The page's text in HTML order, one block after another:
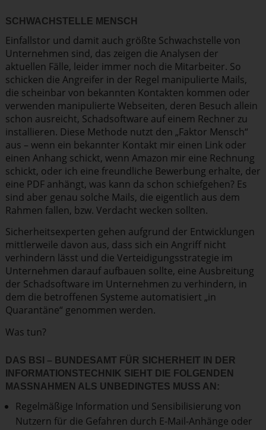
SCHWACH­STELLE MENSCH
Einfallstor und damit auch größte Schwach­stelle von
Unternehmen sind, das zeigen die Analysen der
aktuellen Fälle, leider immer noch die Mitarbeiter. So
schicken die Angreifer in der Regel manipu­lierte Mails,
die scheinbar von bekannten Kontakten kommen oder
verwenden manipu­lierte Webseiten, deren Besuch allein
schon ausreicht, Schad­software auf einem Rechner zu
instal­lieren. Diese Methode nutzt den „Faktor Mensch“
aus – wenn ein bekannter Kontakt mir einen Link oder
einen Anhang schickt, wenn Amazon mir eine Rechnung
schickt, oder ich eine freundliche Bewerbung erhalte, der
eine PDF anhängt, was kann da schon schiefgehen? Es
sind aber genau solche Mails, die eigentlich aus dem
Rahmen fallen, bzw. Verdacht wecken sollten.
Sicher­heits­ex­perten gehen aufgrund der Entwick­lungen
mittler­weile davon aus, dass sich ein Angriff nicht
verhindern lässt und die Vertei­di­gungs­stra­tegie im
Unternehmen darauf aufbauen sollte, eine Ausbreitung
der Schad­software im Unternehmen zu verhindern, in
dem die betroffenen Systeme automa­ti­siert „in
Quarantäne“ genommen werden.
Was tun?
DAS BSI – BUNDESAMT FÜR SICHERHEIT IN DER
INFOR­MA­TI­ONS­TECHNIK SIEHT DIE FOLGENDEN
MASSNAHMEN ALS UNBEDINGTES MUSS AN:
Regelmäßige Information und Sensibilisierung von
Nutzern für die Gefahren durch E-Mail-Anhänge oder